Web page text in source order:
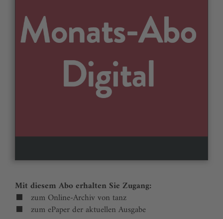
Mit diesem Abo erhalten Sie Zugang:
zum Online-Archiv von tanz
zum ePaper der aktuellen Ausgabe